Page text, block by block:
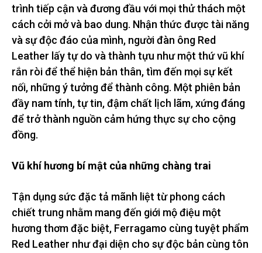
trình tiếp cận và đương đầu với mọi thử thách một
cách cởi mở và bao dung. Nhận thức được tài năng
và sự độc đáo của mình, người đàn ông Red
Leather lấy tự do và thành tựu như một thứ vũ khí
rắn ròi để thể hiện bản thân, tìm đến mọi sự kết
nối, những ý tưởng để thành công. Một phiên bản
đầy nam tính, tự tin, đậm chất lịch lãm, xứng đáng
để trở thành nguồn cảm hứng thực sự cho cộng
đồng.
Vũ khí hương bí mật của những chàng trai
Tận dụng sức đặc tả mãnh liệt từ phong cách
chiết trung nhằm mang đến giới mộ điệu một
hương thơm đặc biệt, Ferragamo cùng tuyệt phẩm
Red Leather như đại diện cho sự độc bản cùng tôn